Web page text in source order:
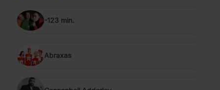
-123 min.
Abraxas